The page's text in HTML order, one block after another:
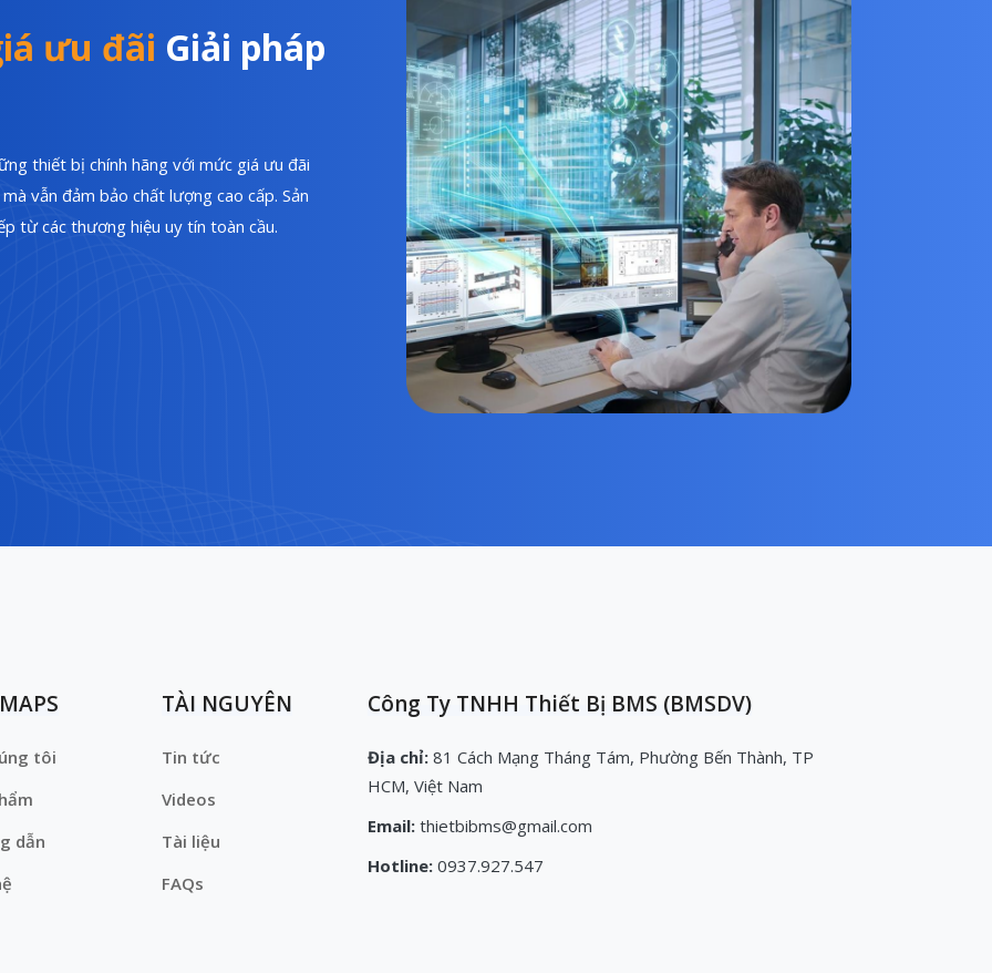
ưu đãi Giải pháp
thiết bị chính hãng với mức giá ưu đãi
vẫn đảm bảo chất lượng cao cấp. Sản
từ các thương hiệu uy tín toàn cầu.
tôi
dẫn
TÀI NGUYÊN
Tin tức
Videos
Tài liệu
FAQs
Công Ty TNHH Thiết Bị BMS (BMSDV)
Địa chỉ: 81 Cách Mạng Tháng Tám, Phường Bến Thành, TP
HCM, Việt Nam
Email: thietbibms@gmail.com
Hotline: 0937.927.547